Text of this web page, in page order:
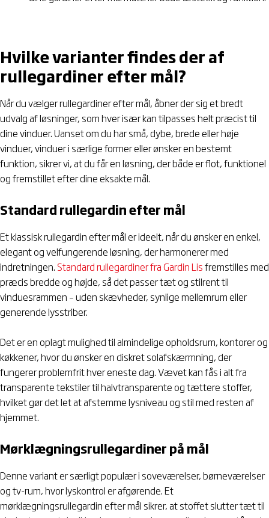
Hvilke varianter findes der af
rullegardiner efter mål?
Når du vælger rullegardiner efter mål, åbner der sig et bredt
udvalg af løsninger, som hver især kan tilpasses helt præcist til
dine vinduer. Uanset om du har små, dybe, brede eller høje
vinduer, vinduer i særlige former eller ønsker en bestemt
funktion, sikrer vi, at du får en løsning, der både er flot, funktionel
og fremstillet efter dine eksakte mål.
Standard rullegardin efter mål
Et klassisk rullegardin efter mål er ideelt, når du ønsker en enkel,
elegant og velfungerende løsning, der harmonerer med
indretningen. Standard rullegardiner fra Gardin Lisfremstilles med
præcis bredde og højde, så det passer tæt og stilrent til
vinduesrammen – uden skævheder, synlige mellemrum eller
generende lysstriber.
Det er en oplagt mulighed til almindelige opholdsrum, kontorer og
køkkener, hvor du ønsker en diskret solafskærmning, der
fungerer problemfrit hver eneste dag. Vævet kan fås i alt fra
transparente tekstiler til halvtransparente og tættere stoffer,
hvilket gør det let at afstemme lysniveau og stil med resten af
hjemmet.
Mørklægningsrullegardiner på mål
Denne variant er særligt populær i soveværelser, børneværelser
og tv-rum, hvor lyskontrol er afgørende. Et
mørklægningsrullegardin efter mål sikrer, at stoffet slutter tæt til